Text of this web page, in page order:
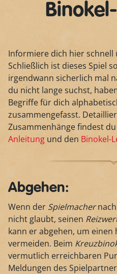
Informiere dich hier schnell
Schließlich ist dieses Spiel
irgendwann sicherlich mal
du nicht lange suchst,
Begriffe für dich
zusammengefasst.
Zusammenhänge findest
Anleitung und den Binokel-
Abgehen:
Wenn der Spielmachernach
nicht glaubt, seinen
kann er abgehen, um
vermeiden. Beim
vermutlich erreichbaren
Meldungen des